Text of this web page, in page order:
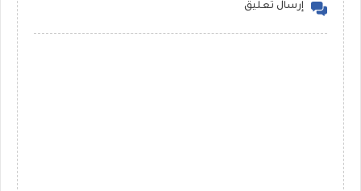
إرسال تعليق